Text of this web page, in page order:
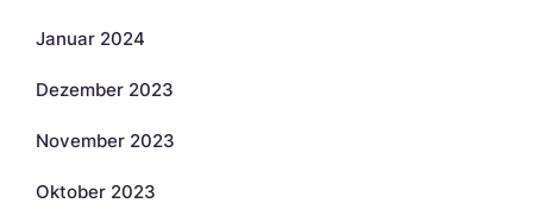
Januar 2024
Dezember 2023
November 2023
Oktober 2023